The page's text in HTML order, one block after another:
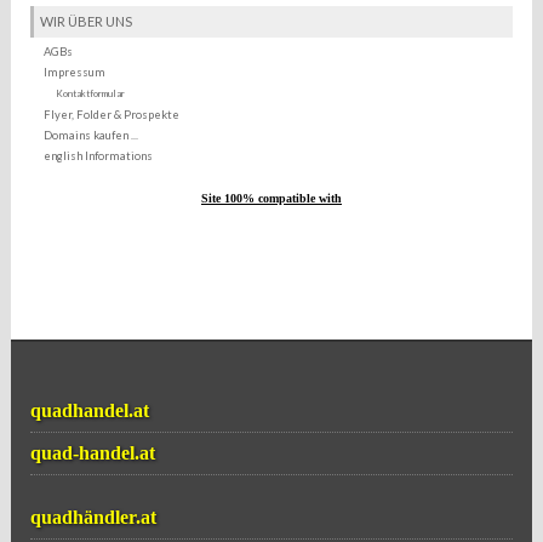
WIR ÜBER UNS
AGBs
Impressum
Kontaktformular
Flyer, Folder & Prospekte
Domains kaufen ...
english Informations
Site 100% compatible with
quadhandel.at
quad-handel.at
quadhändler.at